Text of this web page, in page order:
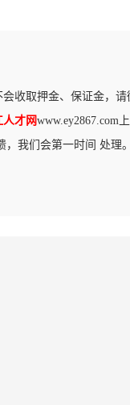
收取押金、保证金，请
人才网www.ey2867.com
，我们会第一时间 处理。